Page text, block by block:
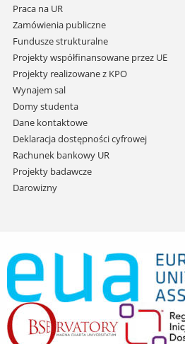
Praca na UR
Zamówienia publiczne
Fundusze strukturalne
Projekty współfinansowane przez UE
Projekty realizowane z KPO
Wynajem sal
Domy studenta
Dane kontaktowe
Deklaracja dostępności cyfrowej
Rachunek bankowy UR
Projekty badawcze
Darowizny